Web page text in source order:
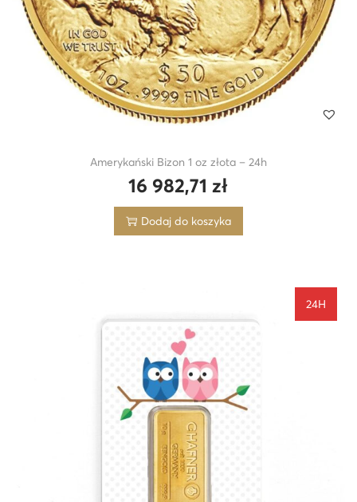
Amerykański Bizon 1 oz złota – 24h
16 982,71zł
Dodaj do koszyka
24H